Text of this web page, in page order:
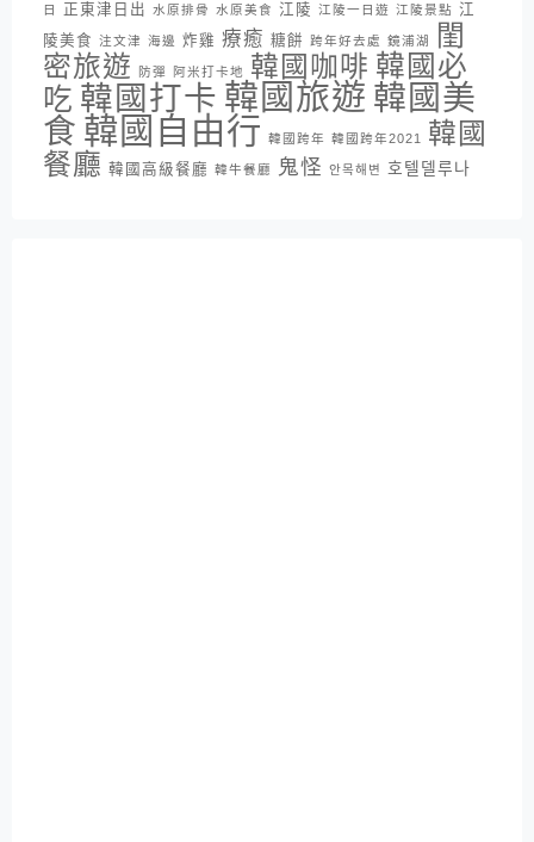
日
正東津日出 水原排骨 水原美食 江陵 江陵一日遊 江陵景點 江
陵美食 注文津 海邊 炸雞 療癒 糖餅 跨年好去處 鏡浦湖
閨
密旅遊
防彈 阿米打卡地 韓國咖啡 韓國必
吃 韓國打卡 韓國旅遊 韓國美
食 韓國自由行 韓國跨年 韓國跨年2021
韓國
餐廳 韓國高級餐廳 韓牛餐廳 鬼怪 안목해변 호텔델루나